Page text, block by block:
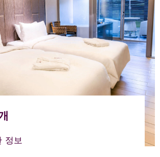
정보